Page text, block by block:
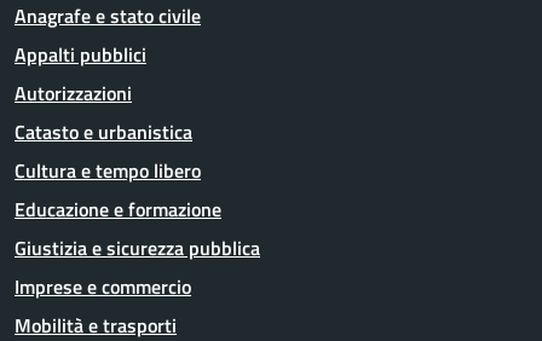
Anagrafe e stato civile
Appalti pubblici
Autorizzazioni
Catasto e urbanistica
Cultura e tempo libero
Educazione e formazione
Giustizia e sicurezza pubblica
Imprese e commercio
Mobilità e trasporti